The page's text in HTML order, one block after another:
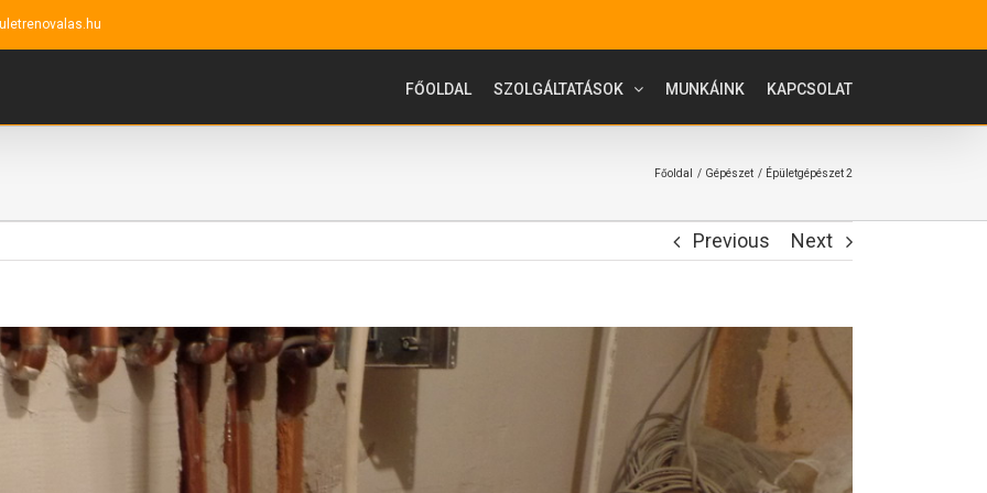
FŐOLDAL SZOLGÁLTATÁSOK MUNKÁINK KAPCSOLAT
Főoldal Gépészet Épületgépészet 2
Previous Next